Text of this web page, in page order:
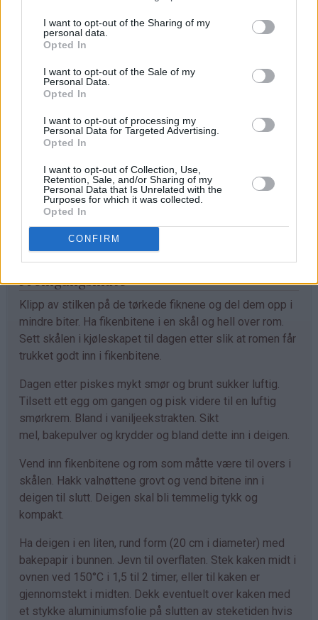
I want to opt-out of the Sharing of my
personal data.
Opted In
I want to opt-out of the Sale of my
Personal Data.
Opted In
I want to opt-out of processing my
Personal Data for Targeted Advertising.
Opted In
I want to opt-out of Collection, Use,
Retention, Sale, and/or Sharing of my
Personal Data that Is Unrelated with the
Purposes for which it was collected.
Opted In
CONFIRM
200 g smør
200 g brunt sukker
1 ts vaniljeekstrakt
1 ts bakepulver
1 ts nellik
1 ts muskat
250 g hvetemel
150 g valnøtter
melisdryss
Fremgangsmåte
Klipp av stilken på de tørkede fiknene og del dem opp i
mindre biter. Ha fikenbitene i en skål og hell over rom.
Sett skålen i kjøleskapet til dagen etter slik at romen får
trukket godt inn i fikenbitene.
Dagen etter piskes mykt smør og brunt sukker luftig.
Tilsett ett egg om gangen og pisk videre til en luftig
smørkrem. Bland i vaniljeekstrakten. Sikt
mel, bakepulver og krydder og bland dette inn i deigen.
Vend inn fikenbitene og rom som måtte være til overs i
skålen. Hakk valnøttene grovt og vend bitene inn i
deigen til slutt. Deigen skal bli temmelig tykk og
kompakt.
Ha deigen i en liten, rund form (20 cm i diameter) med
bakepapir i bunnen. Jevn til overflaten. Stek kaken midt i
ovnen ved 150°C i 1,5 til 2 timer, eller til kaken er
gjennomstekt i midten. Dekk eventuelt over kaken med
et stykke aluminiumsfolie på slutten av steketiden hvis